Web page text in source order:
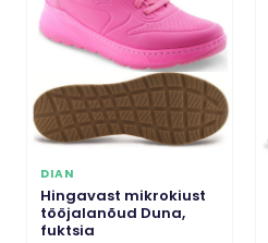
DIAN
Hingavast mikrokiust
tööjalanõud Duna,
fuktsia